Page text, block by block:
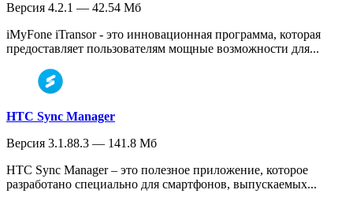
Версия 4.2.1 — 42.54 Мб
iMyFone iTransor - это инновационная программа, которая
предоставляет пользователям мощные возможности для...
HTC Sync Manager
Версия 3.1.88.3 — 141.8 Мб
HTC Sync Manager – это полезное приложение, которое
разработано специально для смартфонов, выпускаемых...